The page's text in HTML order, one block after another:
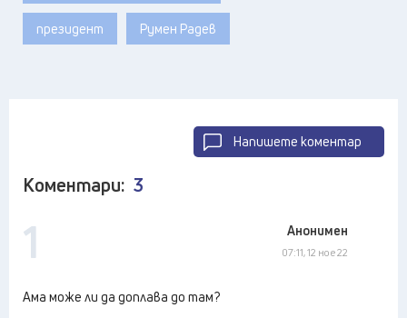
президент Румен Радев
Напишете коментар
Коментари: 3
1 Анонимен
07:11, 12 ное 22
Ама може ли да доплава до там?